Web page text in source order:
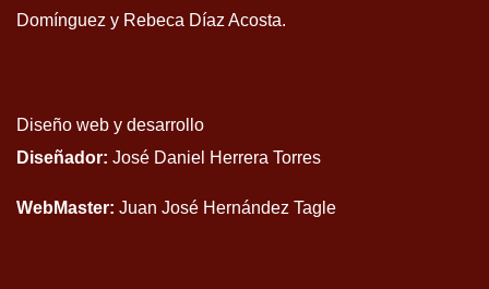
Domínguez y Rebeca Díaz Acosta.
Diseño web y desarrollo
Diseñador: José Daniel Herrera Torres
WebMaster: Juan José Hernández Tagle